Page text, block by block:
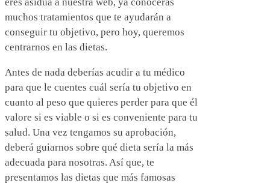
muchos tratamientos que te ayudarán a
conseguir tu objetivo, pero hoy, queremos
centrarnos en las dietas.
Antes de nada deberías acudir a tu médico
para que le cuentes cuál sería tu objetivo en
cuanto al peso que quieres perder para que él
valore si es viable o si es conveniente para tu
salud. Una vez tengamos su aprobación,
deberá guiarnos sobre qué dieta sería la más
adecuada para nosotras. Así que, te
presentamos las dietas que más famosas